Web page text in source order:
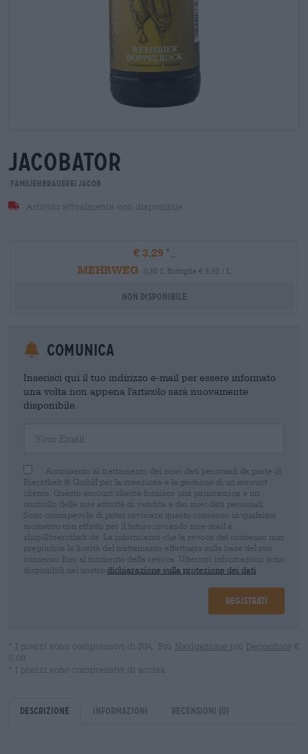
jacobator
Familienbrauerei Jacob
Articolo attualmente non disponibile
€ 3,29
MEHRWEG
0,50 L Bottiglia € 5,92 / L
Non disponibile
Comunica
Inserisci qui il tuo indirizzo e-mail per essere informato
una volta non appena l'articolo sarà nuovamente
disponibile.
Acconsento al trattamento dei miei dati personali da parte di
Bierothek ® GmbH per la creazione e la gestione di un account
cliente. Questo account cliente fornisce una panoramica e un
controllo delle mie attività di vendita e dei miei dati personali.
Sono consapevole di poter revocare questo consenso in qualsiasi
momento con effetto per il futuro inviando un'e-mail a
shop@bierothek.de. La informiamo che la revoca del consenso non
pregiudica la liceità del trattamento effettuato sulla base del suo
consenso fino al momento della revoca. Ulteriori informazioni sono
disponibili nel nostro dichiarazione sulla protezione dei dati
Registrati
* I prezzi sono comprensivi di IVA. Più Navigazione più Depositare €
0,08
* I prezzi sono comprensivi di accisa
Descrizione Informazioni Recensioni (0)